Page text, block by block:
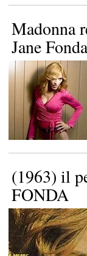
Madonna
Jane Fonda
(1963) il
FONDA